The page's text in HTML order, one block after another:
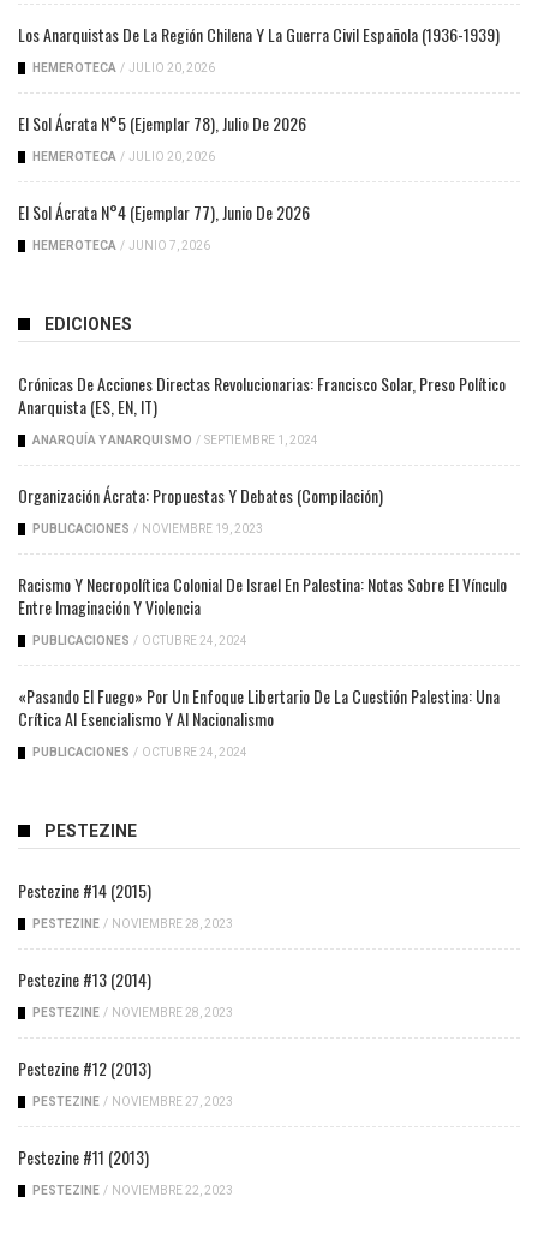
Los Anarquistas De La Región Chilena Y La Guerra Civil Española (1936-1939)
HEMEROTECA / JULIO 20, 2026
El Sol Ácrata N°5 (ejemplar 78), Julio De 2026
HEMEROTECA / JULIO 20, 2026
El Sol Ácrata N°4 (ejemplar 77), Junio De 2026
HEMEROTECA / JUNIO 7, 2026
EDICIONES
Crónicas De Acciones Directas Revolucionarias: Francisco Solar, Preso Político
Anarquista (ES, EN, IT)
ANARQUÍA Y ANARQUISMO / SEPTIEMBRE 1, 2024
Organización Ácrata: Propuestas Y Debates (compilación)
PUBLICACIONES / NOVIEMBRE 19, 2023
Racismo Y Necropolítica Colonial De Israel En Palestina: Notas Sobre El Vínculo
Entre Imaginación Y Violencia
PUBLICACIONES / OCTUBRE 24, 2024
«Pasando El Fuego» Por Un Enfoque Libertario De La Cuestión Palestina: Una
Crítica Al Esencialismo Y Al Nacionalismo
PUBLICACIONES / OCTUBRE 24, 2024
PESTEZINE
Pestezine #14 (2015)
PESTEZINE / NOVIEMBRE 28, 2023
Pestezine #13 (2014)
PESTEZINE / NOVIEMBRE 28, 2023
Pestezine #12 (2013)
PESTEZINE / NOVIEMBRE 27, 2023
Pestezine #11 (2013)
PESTEZINE / NOVIEMBRE 22, 2023